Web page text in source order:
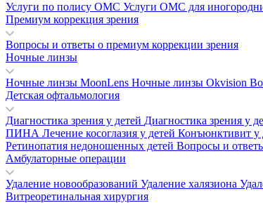
Услуги по полису ОМС Услуги ОМС для
Премиум коррекция зрения
Вопросы и ответы о премиум коррекции зрения
Ночные линзы
Ночные линзы MoonLens Ночные линзы Okvision
Детская офтальмология
Диагностика зрения у детей Диагностика зрения у
ПИНА Лечение косоглазия у детей Конъюнктивит у
Ретинопатия недоношенных детей Вопросы и
Амбулаторные операции
Удаление новообразований Удаление халязиона
Витреоретинальная хирургия